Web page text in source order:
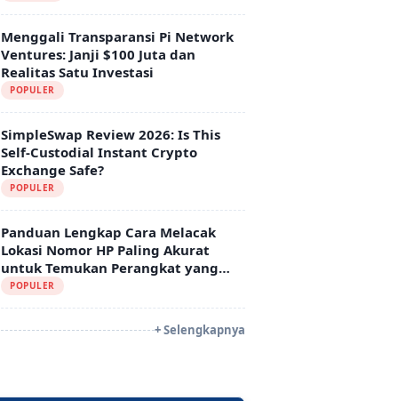
Menggali Transparansi Pi Network
Ventures: Janji $100 Juta dan
Realitas Satu Investasi
POPULER
SimpleSwap Review 2026: Is This
Self-Custodial Instant Crypto
Exchange Safe?
POPULER
Panduan Lengkap Cara Melacak
Lokasi Nomor HP Paling Akurat
untuk Temukan Perangkat yang
Hilang
POPULER
+ Selengkapnya